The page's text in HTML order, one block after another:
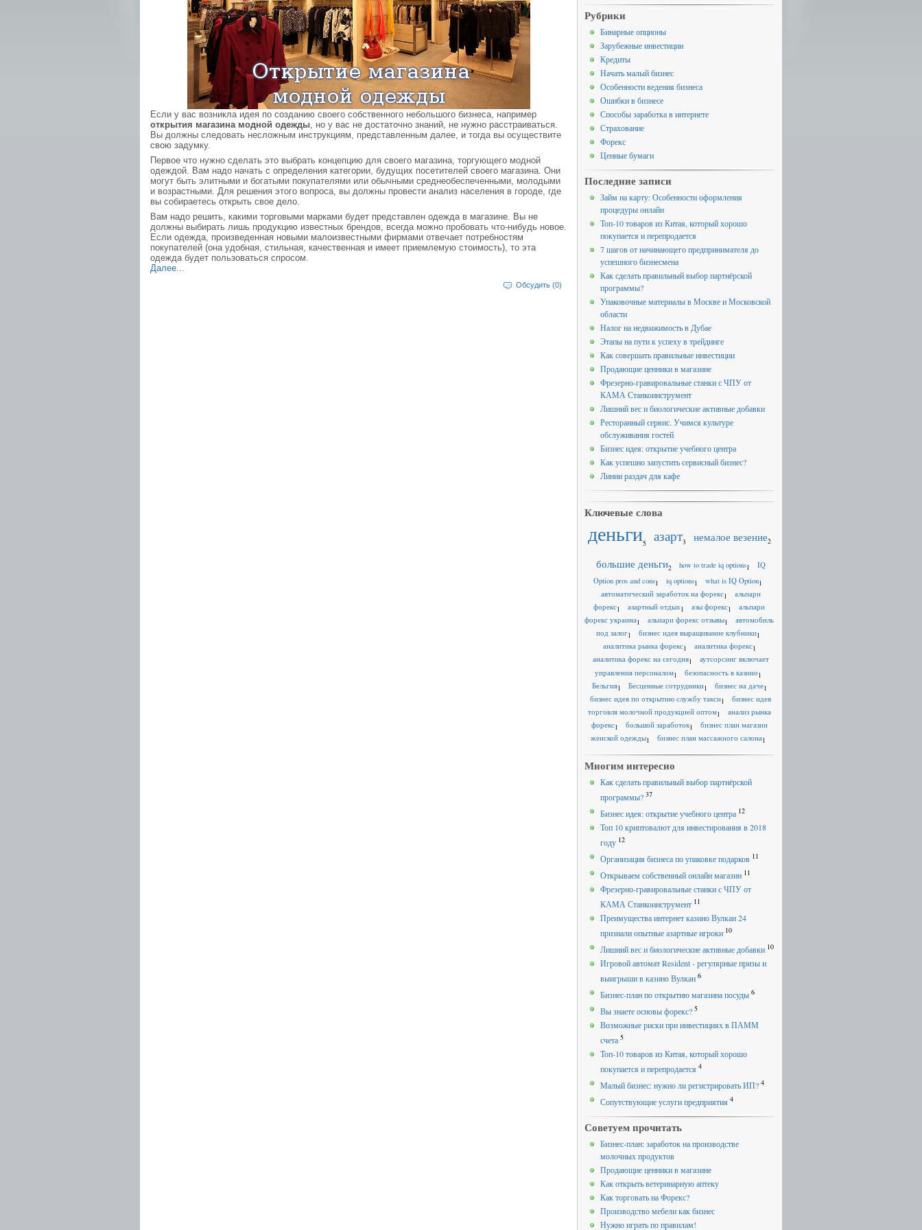
Если у вас возникла идея по созданию своего собственного небольшого бизнеса, например
открытия магазина модной одежды, но у вас не достаточно знаний, не нужно расстраиваться.
Вы должны следовать несложным инструкциям, представленным далее, и тогда вы осуществите
свою задумку.
Первое что нужно сделать это выбрать концепцию для своего магазина, торгующего модной
одеждой. Вам надо начать с определения категории, будущих посетителей своего магазина. Они
могут быть элитными и богатыми покупателями или обычными среднеобеспеченными, молодыми
и возрастными. Для решения этого вопроса, вы должны провести анализ населения в городе, где
вы собираетесь открыть свое дело.
Вам надо решить, какими торговыми марками будет представлен одежда в магазине. Вы не
должны выбирать лишь продукцию известных брендов, всегда можно пробовать что-нибудь новое.
Если одежда, произведенная новыми малоизвестными фирмами отвечает потребностям
покупателей (она удобная, стильная, качественная и имеет приемлемую стоимость), то эта
одежда будет пользоваться спросом.
Далее...
Обсудить (0)
Рубрики
Бинарные опционы
Зарубежные инвестиции
Кредиты
Начать малый бизнес
Особенности ведения бизнеса
Ошибки в бизнесе
Способы заработка в интернете
Страхование
Форекс
Ценные бумаги
Последние записи
Займ на карту: Особенности оформления
процедуры онлайн
Топ-10 товаров из Китая, который хорошо
покупается и перепродается
7 шагов от начинающего предпринимателя до
успешного бизнесмена
Как сделать правильный выбор партнёрской
программы?
Упаковочные материалы в Москве и Московской
области
Налог на недвижимость в Дубае
Этапы на пути к успеху в трейдинге
Как совершать правильные инвестиции
Продающие ценники в магазине
Фрезерно-гравировальные станки с ЧПУ от
КАМА Станкоинструмент
Лишний вес и биологические активные добавки
Ресторанный сервис. Учимся культуре
обслуживания гостей
Бизнес идея: открытие учебного центра
Как успешно запустить сервисный бизнес?
Линии раздач для кафе
Ключевые слова
деньги5 азарт3 немалое везение2
большие деньги2 how to trade iq options1
IQ
Option pros and cons1 iq options1 what is IQ Option1
автоматический заработок на форекс1
альпари
форекс1 азартный отдых1 азы форекс1
альпари
форекс украина1 альпари форекс отзывы1
автомобиль
под залог1 бизнес идея выращивание клубники1
аналитика рынка форекс1 аналитика форекс1
аналитика форекс на сегодня1
аутсорсинг включает
управления персоналом1 безопасность в казино1
Бельгия1 Бесценные сотрудники1 бизнес на даче1
бизнес идея по открытию службу такси1
бизнес идея
торговля молочной продукцией оптом1
анализ рынка
форекс1 большой заработок1
бизнес план магазин
женской одежды1 бизнес план массажного салона1
Многим интересно
Как сделать правильный выбор партнёрской
программы? 37
Бизнес идея: открытие учебного центра 12
Топ 10 криптовалют для инвестирования в 2018
году 12
Организация бизнеса по упаковке подарков 11
Открываем собственный онлайн магазин 11
Фрезерно-гравировальные станки с ЧПУ от
КАМА Станкоинструмент 11
Преимущества интернет казино Вулкан 24
признали опытные азартные игроки 10
Лишний вес и биологические активные добавки 10
Игровой автомат Resident - регулярные призы и
выигрыши в казино Вулкан 6
Бизнес-план по открытию магазина посуды 6
Вы знаете основы форекс? 5
Возможные риски при инвестициях в ПАММ
счета 5
Топ-10 товаров из Китая, который хорошо
покупается и перепродается 4
Малый бизнес: нужно ли регистрировать ИП? 4
Сопутствующие услуги предприятия 4
Советуем прочитать
Бизнес-план: заработок на производстве
молочных продуктов
Продающие ценники в магазине
Как открыть ветеринарную аптеку
Как торговать на Форекс?
Производство мебели как бизнес
Нужно играть по правилам!